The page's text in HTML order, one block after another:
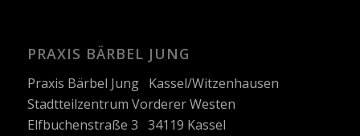
PRAXIS BÄRBEL JUNG
Praxis Bärbel Jung Kassel/Witzenhausen
Stadtteilzentrum Vorderer Westen
Elfbuchenstraße 3 34119 Kassel